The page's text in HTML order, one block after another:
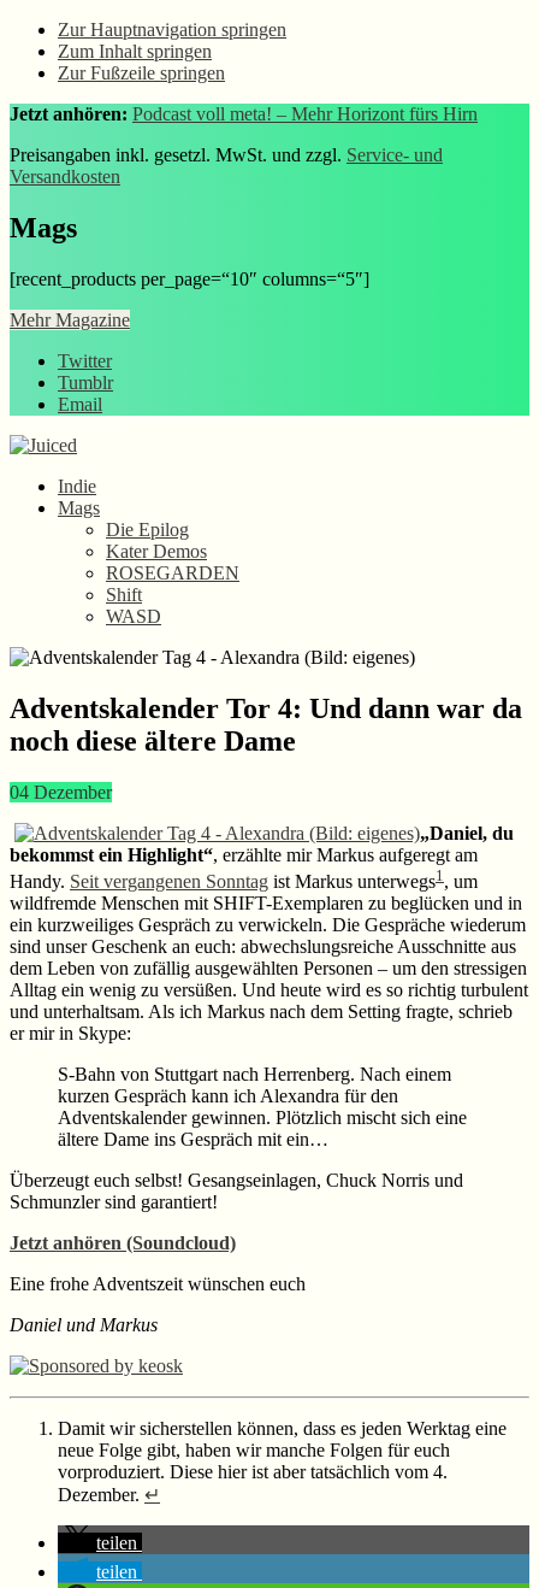
Zur Hauptnavigation springen
Zum Inhalt springen
Zur Fußzeile springen
Jetzt anhören: Podcast voll meta! – Mehr Horizont fürs Hirn
Preisangaben inkl. gesetzl. MwSt. und zzgl. Service- und
Versandkosten
Mags
[recent_products per_page=“10″ columns=“5″]
Mehr Magazine
Twitter
Tumblr
Email
Indie
Mags
Die Epilog
Kater Demos
ROSEGARDEN
Shift
WASD
Adventskalender Tor 4: Und dann war da
noch diese ältere Dame
04 Dezember
„Daniel, du
bekommst ein Highlight“, erzählte mir Markus aufgeregt am
Handy. Seit vergangenen Sonntag ist Markus unterwegs1 , um
wildfremde Menschen mit SHIFT-Exemplaren zu beglücken und in
ein kurzweiliges Gespräch zu verwickeln. Die Gespräche wiederum
sind unser Geschenk an euch: abwechslungsreiche Ausschnitte aus
dem Leben von zufällig ausgewählten Personen – um den stressigen
Alltag ein wenig zu versüßen. Und heute wird es so richtig turbulent
und unterhaltsam. Als ich Markus nach dem Setting fragte, schrieb
er mir in Skype:
S-Bahn von Stuttgart nach Herrenberg. Nach einem
kurzen Gespräch kann ich Alexandra für den
Adventskalender gewinnen. Plötzlich mischt sich eine
ältere Dame ins Gespräch mit ein…
Überzeugt euch selbst! Gesangseinlagen, Chuck Norris und
Schmunzler sind garantiert!
Jetzt anhören (Soundcloud)
Eine frohe Adventszeit wünschen euch
Daniel und Markus
Damit wir sicherstellen können, dass es jeden Werktag eine
neue Folge gibt, haben wir manche Folgen für euch
vorproduziert. Diese hier ist aber tatsächlich vom 4.
Dezember. ↵
teilen
teilen